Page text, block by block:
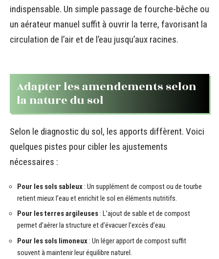
indispensable. Un simple passage de fourche-bêche ou
un aérateur manuel suffit à ouvrir la terre, favorisant la
circulation de l’air et de l’eau jusqu’aux racines.
Adapter les amendements selon
la nature du sol
Selon le diagnostic du sol, les apports diffèrent. Voici
quelques pistes pour cibler les ajustements
nécessaires :
Pour les sols sableux: Un supplément de compost ou de tourbe
retient mieux l’eau et enrichit le sol en éléments nutritifs.
Pour les terres argileuses: L’ajout de sable et de compost
permet d’aérer la structure et d’évacuer l’excès d’eau.
Pour les sols limoneux: Un léger apport de compost suffit
souvent à maintenir leur équilibre naturel.